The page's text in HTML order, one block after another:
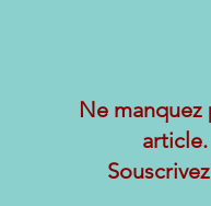
Ne manquez
article.